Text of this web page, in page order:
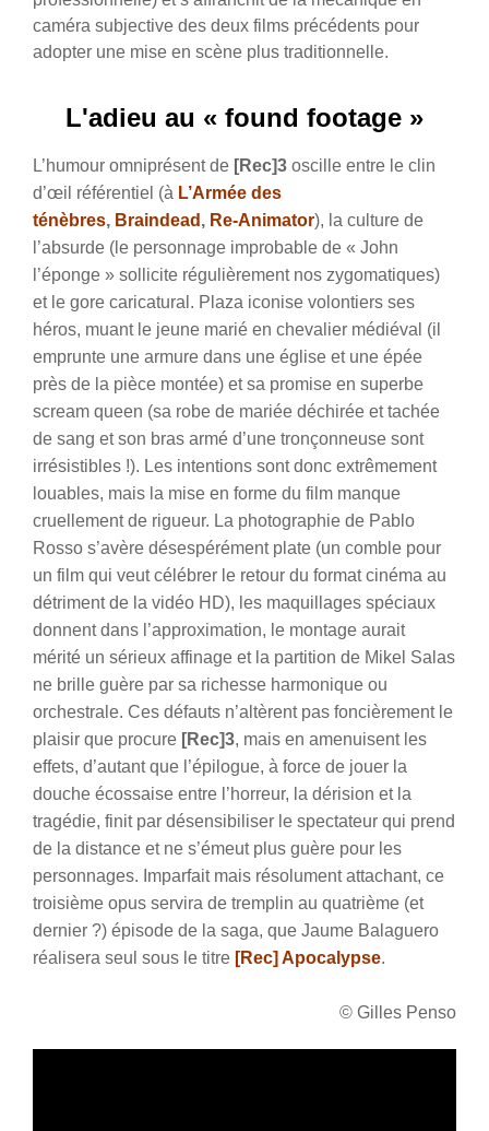
caméra subjective des deux films précédents pour
adopter une mise en scène plus traditionnelle.
L'adieu au « found footage »
L’humour omniprésent de [Rec]3 oscille entre le clin
d’œil référentiel (à L’Armée des
ténèbres, Braindead , Re-Animator), la culture de
l’absurde (le personnage improbable de « John
l’éponge » sollicite régulièrement nos zygomatiques)
et le gore caricatural. Plaza iconise volontiers ses
héros, muant le jeune marié en chevalier médiéval (il
emprunte une armure dans une église et une épée
près de la pièce montée) et sa promise en superbe
scream queen (sa robe de mariée déchirée et tachée
de sang et son bras armé d’une tronçonneuse sont
irrésistibles !). Les intentions sont donc extrêmement
louables, mais la mise en forme du film manque
cruellement de rigueur. La photographie de Pablo
Rosso s’avère désespérément plate (un comble pour
un film qui veut célébrer le retour du format cinéma au
détriment de la vidéo HD), les maquillages spéciaux
donnent dans l’approximation, le montage aurait
mérité un sérieux affinage et la partition de Mikel Salas
ne brille guère par sa richesse harmonique ou
orchestrale. Ces défauts n’altèrent pas foncièrement le
plaisir que procure [Rec]3, mais en amenuisent les
effets, d’autant que l’épilogue, à force de jouer la
douche écossaise entre l’horreur, la dérision et la
tragédie, finit par désensibiliser le spectateur qui prend
de la distance et ne s’émeut plus guère pour les
personnages. Imparfait mais résolument attachant, ce
troisième opus servira de tremplin au quatrième (et
dernier ?) épisode de la saga, que Jaume Balaguero
réalisera seul sous le titre [Rec] Apocalypse.
© Gilles Penso